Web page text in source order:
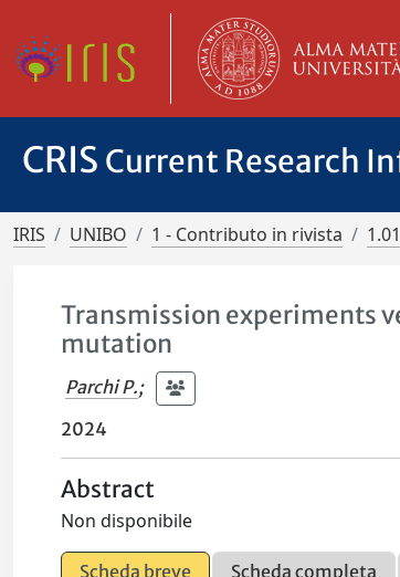
CRIS Current Research
IRIS UNIBO 1 - Contributo in rivista
Transmission experiments
mutation
Parchi P.;
2024
Abstract
Non disponibile
Scheda breve Scheda completa